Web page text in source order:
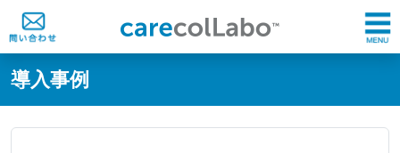
@ -0,0 +1,60 @@
導入事例